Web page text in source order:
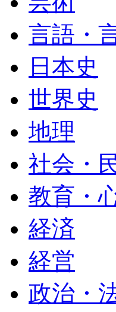
言語・
日本史
世界史
地理
社会・
教育・
経済
経営
政治・